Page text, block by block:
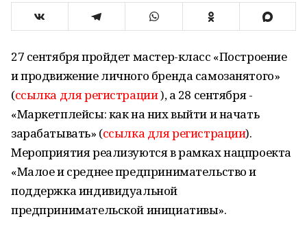
27 сентября пройдет мастер-класс «Построение
и продвижение личного бренда самозанятого»
(ссылка для регистрации), а 28 сентября -
«Маркетплейсы: как на них выйти и начать
зарабатывать» (ссылка для регистрации).
Мероприятия реализуются в рамках нацпроекта
«Малое и среднее предпринимательство и
поддержка индивидуальной
предпринимательской инициативы».